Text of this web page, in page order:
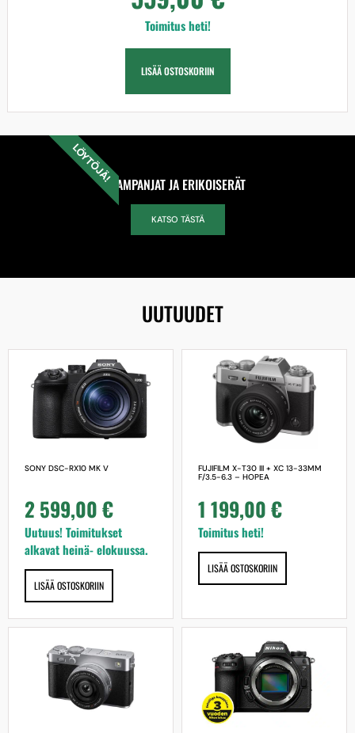
Toimitus heti!
LISÄÄ OSTOSKORIIN
KAMPANJAT JA ERIKOISERÄT
KATSO TÄSTÄ
LÖYTÖJÄ!
UUTUUDET
SONY DSC-RX10 MK V
2 599,00€
Uutuus! Toimitukset
alkavat heinä- elokuussa.
LISÄÄ OSTOSKORIIN
FUJIFILM X-T30 III + XC 13-33MM
F/3.5-6.3 – HOPEA
1 199,00€
Toimitus heti!
LISÄÄ OSTOSKORIIN